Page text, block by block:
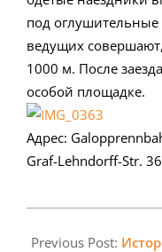
под
ведущих
1000 м. После
особой площадке.
Адрес:
Graf-Lehndorff-Str.
06-
Previous Post: